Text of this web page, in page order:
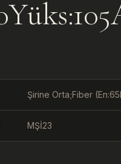
Şirine Orta;Fiber
MŞİ23